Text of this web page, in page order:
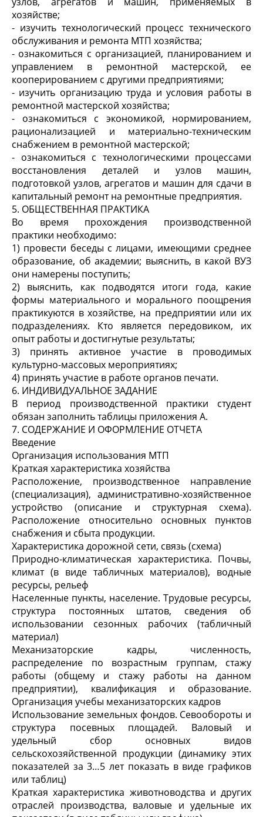
хозяйстве;
- изучить технологический процесс технического
обслуживания и ремонта МТП хозяйства;
- ознакомиться с организацией, планированием и
управлением в ремонтной мастерской, ее
кооперированием с другими предприятиями;
- изучить организацию труда и условия работы в
ремонтной мастерской хозяйства;
- ознакомиться с экономикой, нормированием,
рационализацией и материально-техническим
снабжением в ремонтной мастерской;
- ознакомиться с технологическими процессами
восстановления деталей и узлов машин,
подготовкой узлов, агрегатов и машин для сдачи в
капитальный ремонт на ремонтные предприятия.
5. ОБЩЕСТВЕННАЯ ПРАКТИКА
Во время прохождения производственной
практики необходимо:
1) провести беседы с лицами, имеющими среднее
образование, об академии; выяснить, в какой ВУЗ
они намерены поступить;
2) выяснить, как подводятся итоги года, какие
формы материального и морального поощрения
практикуются в хозяйстве, на предприятии или их
подразделениях. Кто является передовиком, их
опыт работы и достигнутые результаты;
3) принять активное участие в проводимых
культурно-массовых мероприятиях;
4) принять участие в работе органов печати.
6. ИНДИВИДУАЛЬНОЕ ЗАДАНИЕ
В период производственной практики студент
обязан заполнить таблицы приложения А.
7. СОДЕРЖАНИЕ И ОФОРМЛЕНИЕ ОТЧЕТА
Введение
Организация использования МТП
Краткая характеристика хозяйства
Расположение, производственное направление
(специализация), административно-хозяйственное
устройство (описание и структурная схема).
Расположение относительно основных пунктов
снабжения и сбыта продукции.
Характеристика дорожной сети, связь (схема)
Природно-климатическая характеристика. Почвы,
климат (в виде табличных материалов), водные
ресурсы, рельеф
Населенные пункты, население. Трудовые ресурсы,
структура постоянных штатов, сведения об
использовании сезонных рабочих (табличный
материал)
Механизаторские кадры, численность,
распределение по возрастным группам, стажу
работы (общему и стажу работы на данном
предприятии), квалификация и образование.
Организация учебы механизаторских кадров
Использование земельных фондов. Севообороты и
структура посевных площадей. Валовый и
удельный сбор основных видов
сельскохозяйственной продукции (динамику этих
показателей за 3…5 лет показать в виде графиков
или таблиц)
Краткая характеристика животноводства и других
отраслей производства, валовые и удельные их